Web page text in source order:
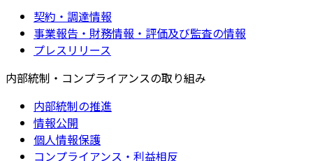
契約・調達情報
事業報告・財務情報・評価及び監査の情報
プレスリリース
内部統制・コンプライアンスの取り組み
内部統制の推進
情報公開
個人情報保護
コンプライアンス・利益相反